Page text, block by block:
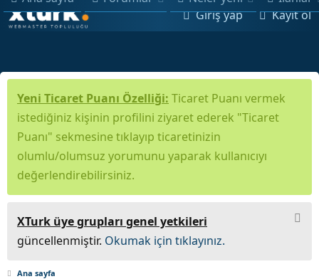
Giriş yap Kayıt ol
Yeni Ticaret Puanı Özelliği: Ticaret Puanı vermek
istediğiniz kişinin profilini ziyaret ederek "Ticaret
Puanı" sekmesine tıklayıp ticaretinizin
olumlu/olumsuz yorumunu yaparak kullanıcıyı
değerlendirebilirsiniz.
XTurk üye grupları genel yetkileri
güncellenmiştir. Okumak için tıklayınız.
Ana sayfa